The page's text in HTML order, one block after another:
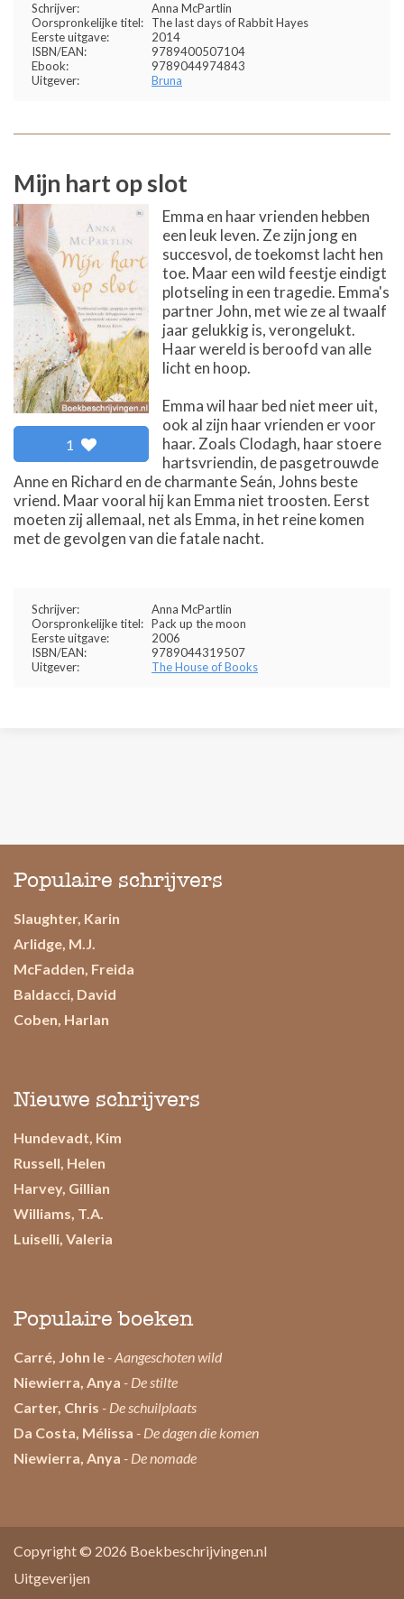
Schrijver:
Anna McPartlin
Oorspronkelijke titel:
The last days of Rabbit Hayes
Eerste uitgave:
2014
ISBN/EAN:
9789400507104
Ebook:
9789044974843
Uitgever:
Bruna
Mijn hart op slot
1
Emma en haar vrienden hebben
een leuk leven. Ze zijn jong en
succesvol, de toekomst lacht hen
toe. Maar een wild feestje eindigt
plotseling in een tragedie. Emma's
partner John, met wie ze al twaalf
jaar gelukkig is, verongelukt.
Haar wereld is beroofd van alle
licht en hoop.
Emma wil haar bed niet meer uit,
ook al zijn haar vrienden er voor
haar. Zoals Clodagh, haar stoere
hartsvriendin, de pasgetrouwde
Anne en Richard en de charmante Seán, Johns beste
vriend. Maar vooral hij kan Emma niet troosten. Eerst
moeten zij allemaal, net als Emma, in het reine komen
met de gevolgen van die fatale nacht.
Schrijver:
Anna McPartlin
Oorspronkelijke titel: Pack up the moon
Eerste uitgave:
2006
ISBN/EAN:
9789044319507
Uitgever:
The House of Books
Populaire schrijvers
Slaughter, Karin
Arlidge, M.J.
McFadden, Freida
Baldacci, David
Coben, Harlan
Nieuwe schrijvers
Hundevadt, Kim
Russell, Helen
Harvey, Gillian
Williams, T.A.
Luiselli, Valeria
Populaire boeken
Carré, John le - Aangeschoten wild
Niewierra, Anya - De stilte
Carter, Chris - De schuilplaats
Da Costa, Mélissa - De dagen die komen
Niewierra, Anya - De nomade
Copyright © 2026 Boekbeschrijvingen.nl
Uitgeverijen